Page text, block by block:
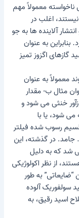
معمولاً مهم
اغلب در
آلاینده ها به جو
بنابراین به عنوان
گازهای اگزوز تمیز
معمولاً به عنوان
مثال ب- مقدار
خنثی می شود و
شود، یا با
رسوب شده فیلتر
در گذشته، این
شد که به دلیل
از نظر اکولوژیکی
به طور
سولفوریک آلوده
اسید رقیق، به